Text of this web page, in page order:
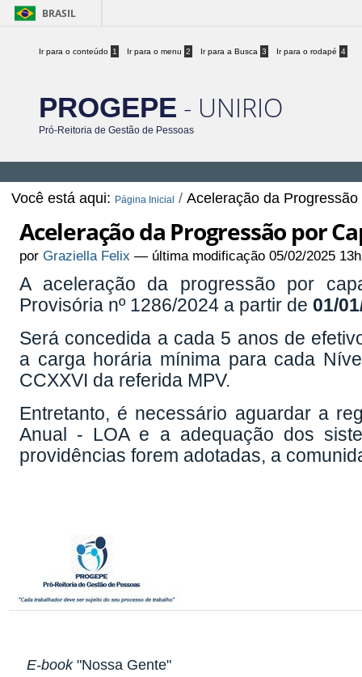
BRASIL
Ir para o conteúdo 1 Ir para o menu 2 Ir para a Busca 3 Ir para o rodapé 4
PROGEPE - UNIRIO
Pró-Reitoria de Gestão de Pessoas
Você está aqui: Página Inicial /Aceleração da
Aceleração da Progressão por
porGraziella Felix — última modificação 05/02/2025
A aceleração da progressão por
Provisória nº 1286/2024 a partir de 01/
Será concedida a cada 5 anos de
a carga horária mínima para cada
CCXXVI da referida MPV.
Entretanto, é necessário aguardar a
Anual - LOA e a adequação dos
providências forem adotadas, a
E-book"Nossa Gente"